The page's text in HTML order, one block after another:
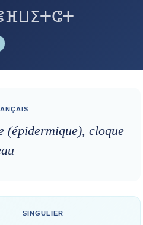
(épidermique), cloque
SINGULIER